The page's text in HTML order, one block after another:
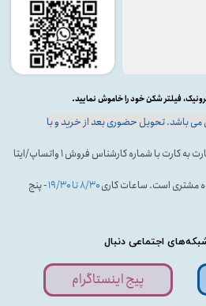
اجتماعی دنبال
باشد. تحویل حضوری بعد از خرید و با
در صورت نیاز به پیش فاکتور و پرداخت کارت به کارت با شماره کارشناس فروش ۱ واتساپ/ایتا
مشتری است. ساعات کاری۸/۳۰ تا ۱۹/۳۰
- پنج
فیلتر شکن خود را خاموش نمایید.
پیج اینستاگرام